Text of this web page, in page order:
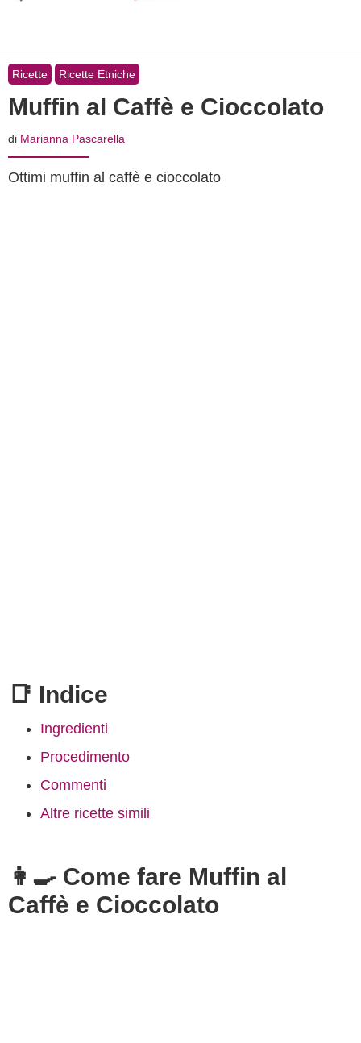
Ricette Ricette Etniche
Muffin al Caffè e Cioccolato
di Marianna Pascarella
Ottimi muffin al caffè e cioccolato
📑 Indice
Ingredienti
Procedimento
Commenti
Altre ricette simili
👩‍🍳 Come fare Muffin al
Caffè e Cioccolato